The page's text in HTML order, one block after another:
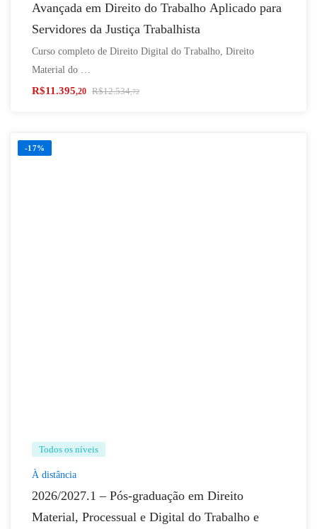
Avançada em Direito do Trabalho Aplicado para
Servidores da Justiça Trabalhista
Curso completo de Direito Digital do Trabalho, Direito
Material do …
R$11.395,20 R$12.534,72
-17%
Todos os níveis
À distância
2026/2027.1 – Pós-graduação em Direito
Material, Processual e Digital do Trabalho e